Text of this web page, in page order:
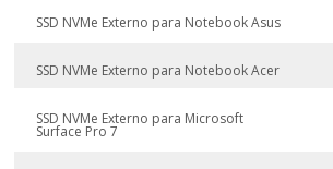
SSD NVMe Externo para Notebook Asus
SSD NVMe Externo para Notebook Acer
SSD NVMe Externo para Microsoft
Surface Pro 7